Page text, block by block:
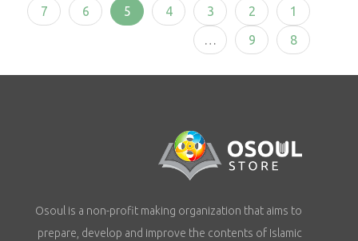
1
2
3
4
5
6
7
8
9
…
Osoul is a non-profit making organization that aims to
prepare, develop and improve the contents of Islamic